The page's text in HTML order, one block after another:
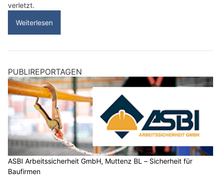
verletzt.
Weiterlesen
PUBLIREPORTAGEN
ASBI Arbeitssicherheit GmbH, Muttenz BL – Sicherheit für
Baufirmen